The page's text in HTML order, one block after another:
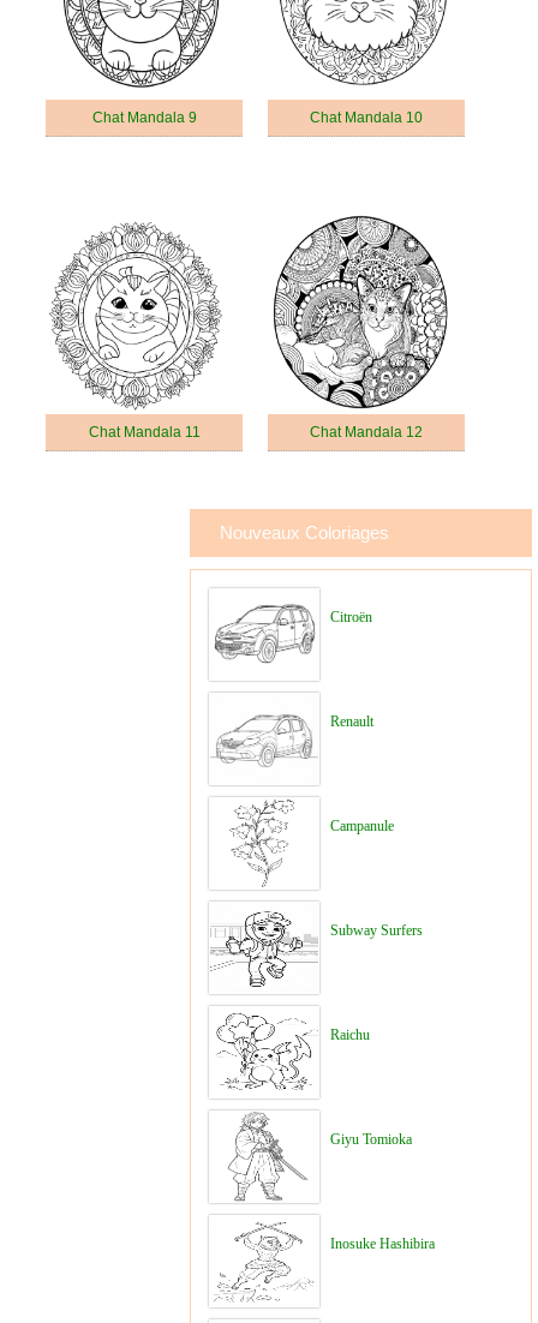
Chat Mandala 9 Chat Mandala 10
Chat Mandala 11 Chat Mandala 12
Nouveaux Coloriages
Citroën
Renault
Campanule
Subway Surfers
Raichu
Giyu Tomioka
Inosuke Hashibira